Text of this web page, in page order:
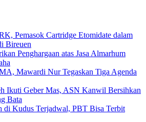
Pemasok Cartridge Etomidate dalam
Bireuen
Penghargaan atas Jasa Almarhum
Mawardi Nur Tegaskan Tiga Agenda
Ikuti Geber Mas, ASN Kanwil Bersihkan
Bata
di Kudus Terjadwal, PBT Bisa Terbit